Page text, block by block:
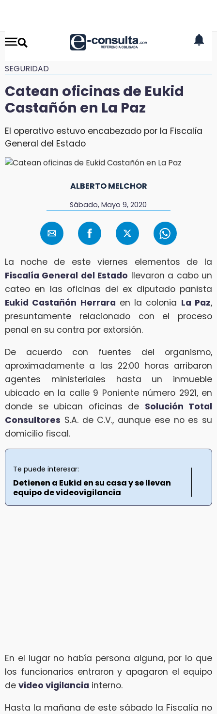
SEGURIDAD
Catean oficinas de Eukid
Castañón en La Paz
El operativo estuvo encabezado por la Fiscalía
General del Estado
ALBERTO MELCHOR
Sábado, Mayo 9, 2020
La noche de este viernes elementos de la
Fiscalía General del Estado llevaron a cabo un
cateo en las oficinas del ex diputado panista
Eukid Castañón Herrara en la colonia La Paz,
presuntamente relacionado con el proceso
penal en su contra por extorsión.
De acuerdo con fuentes del organismo,
aproximadamente a las 22:00 horas arribaron
agentes ministeriales hasta un inmueble
ubicado en la calle 9 Poniente número 2921, en
donde se ubican oficinas de Solución Total
Consultores S.A. de C.V., aunque ese no es su
domicilio fiscal.
Te puede interesar:
Detienen a Eukid en su casa y se llevan
equipo de videovigilancia
En el lugar no había persona alguna, por lo que
los funcionarios entraron y apagaron el equipo
de video vigilancia interno.
Hasta la mañana de este sábado la Fiscalía no